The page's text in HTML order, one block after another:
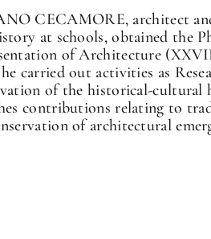
CECAMORE, architect
at schools, obtained the
of Architecture
carried out activities as
of the historical-cultural
contributions relating to
of architectural